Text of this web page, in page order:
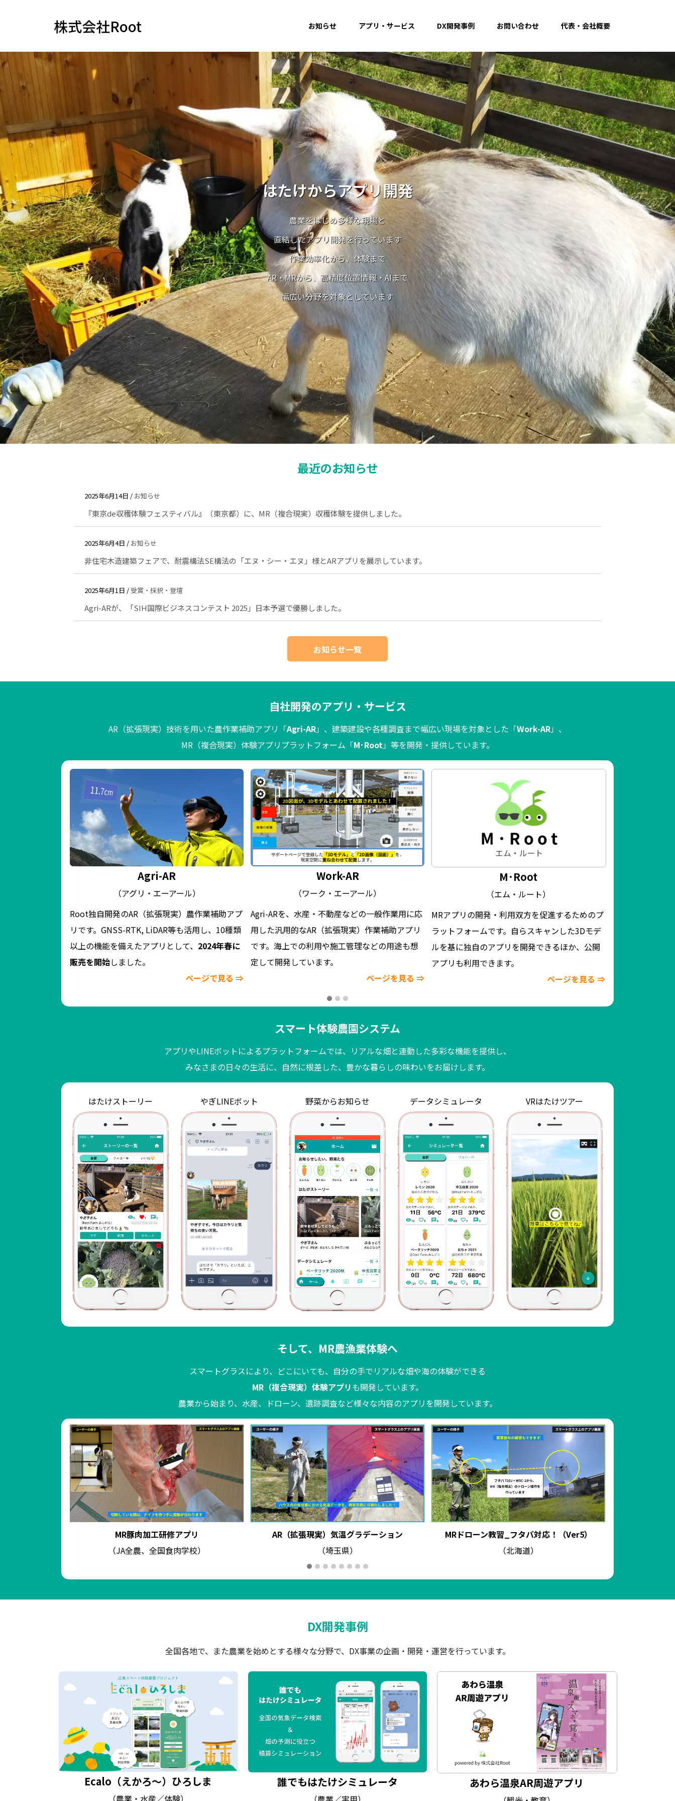
株式会社Root お知らせ アプリ・サービス DX開発事例 お問い合わせ 代表・会社概要
はたけからアプリ開発
農業をはじめ多様な現場と
直結したアプリ開発を行っています
作業効率化から、体験まで
AR・MRから、高精度位置情報・AIまで
幅広い分野を対象としています
最近のお知らせ
2025年6月14日 / お知らせ
『東京de収穫体験フェスティバル』（東京都）に、MR（複合現実）収穫体験を提供しました。
2025年6月4日 / お知らせ
非住宅木造建築フェアで、耐震構法SE構法の「エヌ・シー・エヌ」様とARアプリを展示しています。
2025年6月1日 / 受賞・採択・登壇
Agri-ARが、「SIH国際ビジネスコンテスト 2025」日本予選で優勝しました。
お知らせ一覧
自社開発のアプリ・サービス
AR（拡張現実）技術を用いた農作業補助アプリ「Agri-AR」、建築建設や各種調査まで幅広い現場を対象とした「Work-AR」、
MR（複合現実）体験アプリプラットフォーム「M･Root 」等を開発・提供しています。
Agri-AR
（アグリ・エーアール）
Root独自開発のAR（拡張現実）農作業補助アプ
リです。GNSS-RTK, LiDAR等も活用し、10種類
以上の機能を備えたアプリとして、 2024年春に
販売を開始しました。
ページで見る ⇒
Work-AR
（ワーク・エーアール）
Agri-ARを、水産・不動産などの一般作業用に応
用した汎用的なAR（拡張現実）作業補助アプリ
です。海上での利用や施工管理などの用途も想
定して開発しています。
ページを見る ⇒
M･Root
（エム・ルート）
MRアプリの開発・利用双方を促進するためのプ
ラットフォームです。自らスキャンした3Dモデ
ルを基に独自のアプリを開発できるほか、公開
アプリも利用できます。
ページを見る ⇒
スマート体験農園システム
アプリやLINEボットによるプラットフォームでは、リアルな畑と連動した多彩な機能を提供し、
みなさまの日々の生活に、自然に根差した、豊かな暮らしの味わいをお届けします。
はたけストーリー やぎLINEボット 野菜からお知らせ データシミュレータ VRはたけツアー
そして、MR農漁業体験へ
スマートグラスにより、どこにいても、自分の手でリアルな畑や海の体験ができる
MR（複合現実）体験アプリも開発しています。
農業から始まり、水産、ドローン、遺跡調査など様々な内容のアプリを開発しています。
MR豚肉加工研修アプリ
（JA全農、全国食肉学校）
AR（拡張現実）気温グラデーション
（埼玉県）
MRドローン教習_フタバ対応！（Ver5）
（北海道）
DX開発事例
全国各地で、また農業を始めとする様々な分野で、DX事業の企画・開発・運営を行っています。
Ecalo（えかろ～）ひろしま 誰でもはたけシミュレータ あわら温泉AR周遊アプリ